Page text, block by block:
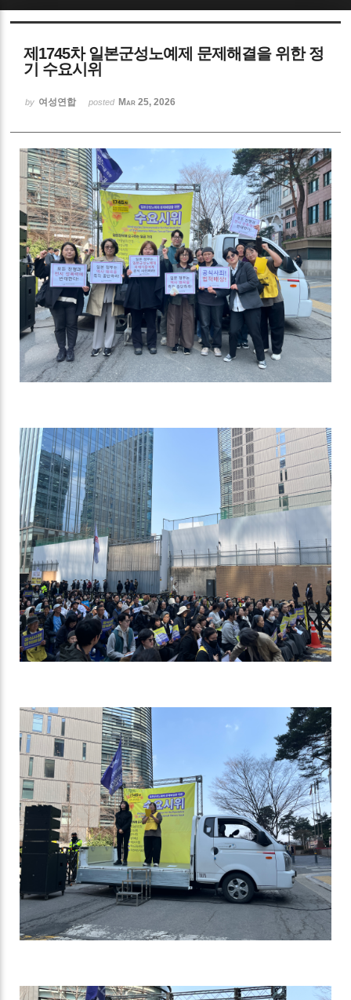
제1745차 일본군성노예제 문제해결을 위한 정
기 수요시위
by 여성연합 posted Mar 25, 2026
Sketchbook5, 스케치북5
Sketchbook5, 스케치북5